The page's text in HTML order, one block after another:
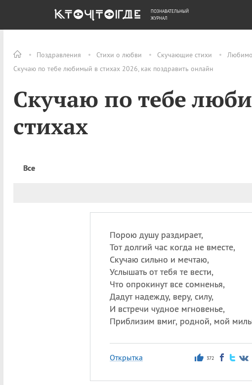
Поздравления Стихи о любви Скучающие стихи
Скучаю по тебе любимый в стихах 2026, как поздравить онлайн
Скучаю по тебе
стихах
Все
Порою душу раздирает,
Тот долгий час когда не вместе,
Скучаю сильно и мечтаю,
Услышать от тебя те вести,
Что опрокинут все сомненья,
Дадут надежду, веру, силу,
И встречи чудное мгновенье,
Приблизим вмиг, родной, мой
Открытка 372
ОБЩЕСТВО ДЕНЬГИ
ПОЗНАВАТЕЛЬНЫЙ
ЖУРНАЛ